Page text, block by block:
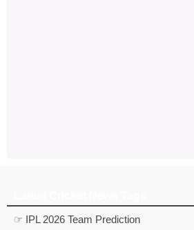
☞ IPL 2026 Team Prediction